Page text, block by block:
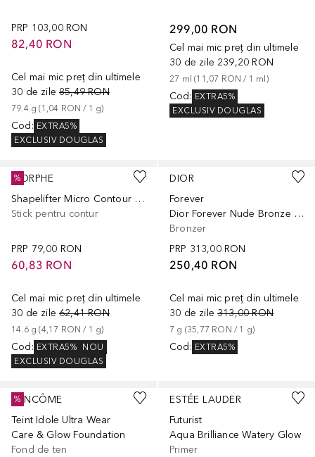
PRP 103,00 RON
82,40 RON
Cel mai mic preț din ultimele
30 de zile 85,49 RON
79.4 g (1,04 RON / 1 g)
Cod: EXTRA5%
EXCLUSIV DOUGLAS
299,00 RON
Cel mai mic preț din ultimele
30 de zile 239,20 RON
27 ml (11,07 RON / 1 ml )
Cod: EXTRA5%
EXCLUSIV DOUGLAS
MORPHE
Shapelifter Micro Contour Stick
Stick pentru contur
PRP 79,00 RON
60,83 RON
Cel mai mic preț din ultimele
30 de zile 62,41 RON
14.6 g (4,17 RON / 1 g)
Cod: EXTRA5%
NOU
EXCLUSIV DOUGLAS
%
+4
DIOR
Forever
Dior Forever Nude Bronze Powder
Bronzer
PRP 313,00 RON
250,40 RON
Cel mai mic preț din ultimele
30 de zile 313,00 RON
7 g (35,77 RON / 1 g)
Cod: EXTRA5%
LANCÔME
Teint Idole Ultra Wear
Care & Glow Foundation
Fond de ten
%
+12
ESTÉE LAUDER
Futurist
Aqua Brilliance Watery Glow
Primer